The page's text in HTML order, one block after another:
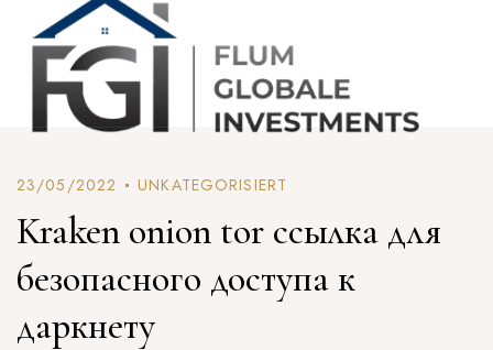
23/05/2022 UNKATEGORISIERT
Kraken onion tor ссылка для
безопасного доступа к
даркнету